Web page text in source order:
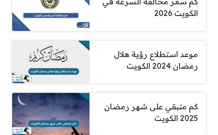
الكويت 2026
موعد استطلاع رؤية هلال
رمضان 2024 الكويت
كم متبقي على شهر رمضان
2025 الكويت